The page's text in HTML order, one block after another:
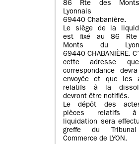
86 Rte des
Lyonnais
69440 Chabanière.
Le siège de la
est fixé au 86 Rte
Monts du
69440 CHABANIÈRE.
cette adresse
correspondance
envoyée et que les
relatifs à la
devront être notifiés.
Le dépôt des
pièces relatifs
liquidation sera
greffe du
Commerce de LYON.